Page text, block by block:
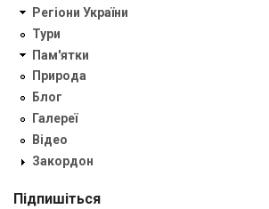
Регіони України
Тури
Пам'ятки
Природа
Блог
Галереї
Відео
Закордон
Підпишіться